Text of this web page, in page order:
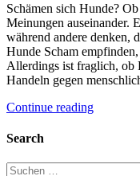
Schämen sich Hunde?
Meinungen auseinander.
während andere denken,
Hunde Scham
Allerdings ist fraglich, ob
Handeln gegen
Continue reading
Search
Suchen